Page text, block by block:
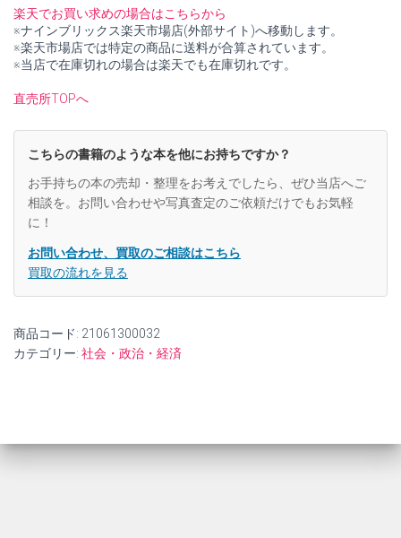
ト・
エ
ク
イ
ィ
者
【中
古】
楽天でお買い求めの場合はこちらから
※ナインブリックス楽天市場店(外部サイト)へ移動します。
※楽天市場店では特定の商品に送料が合算されています。
※当店で在庫切れの場合は楽天でも在庫切れです。
直売所TOPへ
こちらの書籍のような本を他にお持ちですか？
お手持ちの本の売却・整理をお考えでしたら、ぜひ当店へご
相談を。お問い合わせや写真査定のご依頼だけでもお気軽
に！
お問い合わせ、買取のご相談はこちら
買取の流れを見る
商品コード: 21061300032
カテゴリー: 社会・政治・経済